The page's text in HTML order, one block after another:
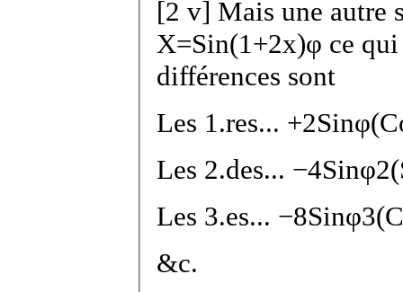
[2 v] Mais une autre
X=Sin(1+2x)φ ce
différences sont
Les 1.res... +2Sinφ(
Les 2.des... −4Sinφ2(
Les 3.es... −8Sinφ3(
&c.